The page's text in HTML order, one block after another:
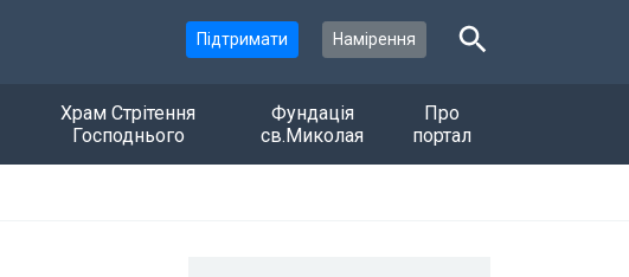
Підтримати Намірення
Храм Стрітення
Господнього
Фундація
св.Миколая
Про
портал